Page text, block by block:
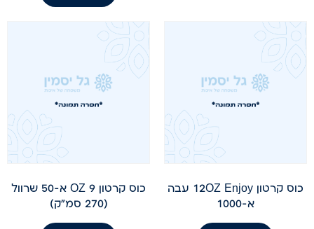
כוס קרטון 12OZ Enjoy עבה
א-1000
כוס קרטון 9 OZ א-50 שרוול
(270 סמ"ק)